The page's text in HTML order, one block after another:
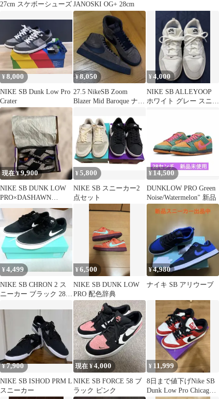
27cm スケボーシューズ JANOSKI OG+ 28cm
¥8,000
NIKE SB Dunk Low Pro
Crater
¥8,050
27.5 NikeSB Zoom
Blazer Mid Baroque ナイ
¥4,000
NIKE SB ALLEYOOP
ホワイト グレー スニー
現在 ¥9,900
NIKE SB DUNK LOW
PRO×DASHAWN
JORDAN 27
¥5,800
NIKE SB スニーカー2
点セット
¥14,500
DUNKLOW PRO Green
Noise/Watermelon" 新品
¥4,499
NIKE SB CHRON 2 ス
ニーカー ブラック 28セ
¥6,500
NIKE SB DUNK LOW
PRO 配色辞典
¥4,980
ナイキ SB アリウーブ
¥7,900
NIKE SB ISHOD PRM L
スニーカー
現在 ¥4,000
NIKE SB FORCE 58 ブ
ラック ピンク
¥ 11,999
8日まで値下げNike SB
Dunk Low Pro Chicago